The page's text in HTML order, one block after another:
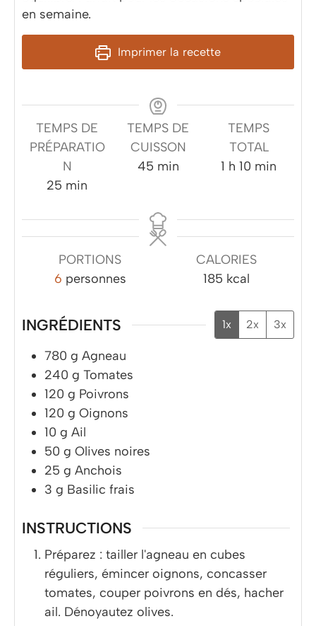
en semaine.
Imprimer la recette
TEMPS DE
PRÉPARATIO
N
25 minutes
min
TEMPS DE
CUISSON
45minutes
min
TEMPS
TOTAL
1 heure
h 10 minutes
min
PORTIONS
6 personnes
CALORIES
185 kcal
INGRÉDIENTS 1x 2x 3x
780 g Agneau
240 g Tomates
120 g Poivrons
120 g Oignons
10 g Ail
50 g Olives noires
25 g Anchois
3 g Basilic frais
INSTRUCTIONS
Préparez : tailler l'agneau en cubes
réguliers, émincer oignons, concasser
tomates, couper poivrons en dés, hacher
ail. Dénoyautez olives.